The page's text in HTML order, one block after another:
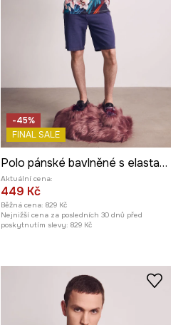
-45%
FINAL SALE
Polo pánské bavlněné s elastanem z kolekce Kit Mizeres x Medicine
Aktuální cena:
449 Kč
Běžná cena: 829 Kč
Nejnižší cena za posledních 30 dnů před
poskytnutím slevy: 829 Kč